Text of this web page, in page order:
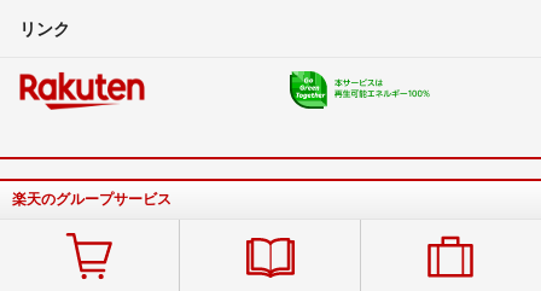
リンク
楽天のグループサービス